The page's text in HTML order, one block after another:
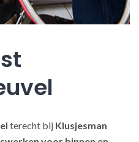
terecht bij Klusjesman